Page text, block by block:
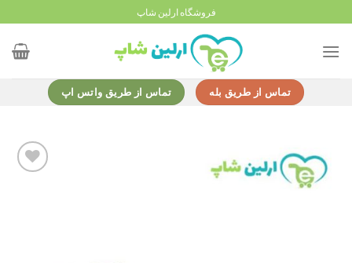
to
content
فروشگاه ارلین شاپ
تماس از طریق بله تماس از طریق واتس اپ